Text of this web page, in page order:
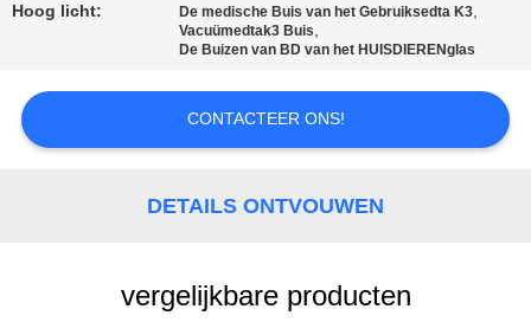
Hoog licht: De medische Buis van het Gebruiksedta K3,
Vacuümedtak3 Buis,
De Buizen van BD van het HUISDIERENglas
CONTACTEER ONS!
DETAILS ONTVOUWEN
vergelijkbare producten